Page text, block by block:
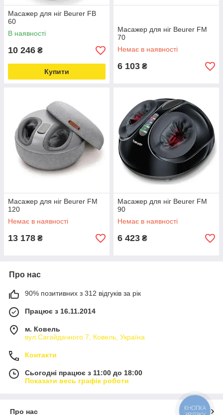
Масажер для ніг Beurer FB
60
В наявності
10 246 ₴
Купити
Масажер для ніг Beurer FM
70
Немає в наявності
6 103 ₴
Масажер для ніг Beurer FM
120
Немає в наявності
13 178 ₴
Масажер для ніг Beurer FM
90
Немає в наявності
6 423 ₴
Про нас
90% позитивних з 312 відгуків за рік
Працює з 16.11.2014
м. Ковель
вул.Сагайдачного 7, Ковель, Україна
Контакти
Сьогодні працює з 11:00 до 18:00
Показати весь графік роботи
Про нас
КНОПКА